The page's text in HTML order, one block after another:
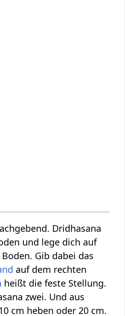
Dridhasana
und lege dich auf
Gib dabei das
auf dem rechten
heißt die feste Stellung.
zwei. Und aus
cm heben oder 20 cm.